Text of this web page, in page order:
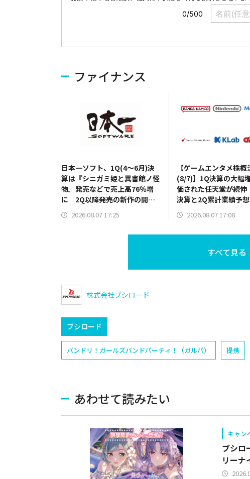
ファイナンス
日本一ソフト、1Q(4～6月)決
算は『シニガミ姫と異書館ノ怪
物』発売などで売上高76％増
に 2Q以降発売の新作の開発
費用先行で営業赤字を計上
2026.08.07 17:25
【ゲームエンタメ株概
(8/7)】1Q決算の大幅
価された任天堂が続
決算と2Q累計業績予
修正を発表のバンダイ
HDは5000円台を回復
2026.08.07 17:08
すべて見る
株式会社ブシロード
ブシロード
バンドリ！ガールズバンドパーティ！（ガルパ） 提携
あわせて読みたい
キャン
ブシロ
リーナ